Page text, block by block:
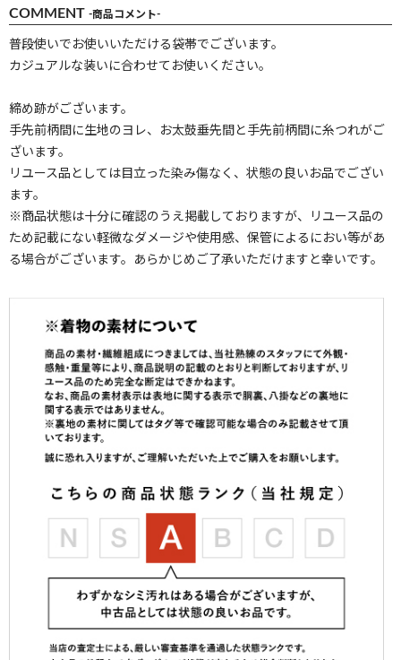
COMMENT -商品コメント-
普段使いでお使いいただける袋帯でございます。
カジュアルな装いに合わせてお使いください。
締め跡がございます。
手先前柄間に生地のヨレ、お太鼓垂先間と手先前柄間に糸つれがご
ざいます。
リユース品としては目立った染み傷なく、状態の良いお品でござい
ます。
※商品状態は十分に確認のうえ掲載しておりますが、リユース品の
ため記載にない軽微なダメージや使用感、保管によるにおい等があ
る場合がございます。あらかじめご了承いただけますと幸いです。